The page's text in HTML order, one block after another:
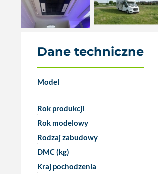
Dane techniczne
Model
Rok produkcji
Rok modelowy
Rodzaj zabudowy
DMC (kg)
Kraj pochodzenia